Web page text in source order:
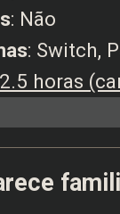
: Não
: Switch,
2.5 horas